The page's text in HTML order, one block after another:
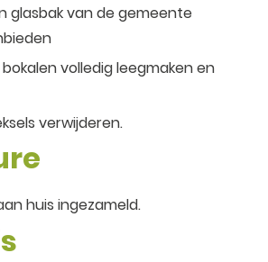
glasbak van de gemeente
volledig leegmaken en
verwijderen.
huis ingezameld.